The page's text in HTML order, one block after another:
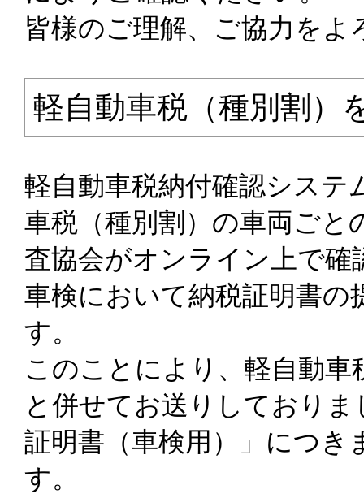
皆様のご理解、ご協力を
軽自動車税（種別割）
軽自動車税納付確認システ
車税（種別割）の車両ごと
査協会がオンライン上で
車検において納税証明書
す。
このことにより、軽自動
と併せてお送りしており
証明書（車検用）」につ
す。